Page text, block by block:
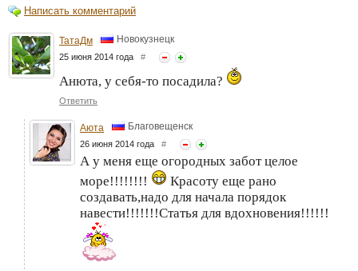
Написать комментарий
ТатаДм Новокузнецк
25 июня 2014 года #
Анюта, у себя-то посадила?
Ответить
Аюта Благовещенск
26 июня 2014 года #
А у меня еще огородных забот целое
море!!!!!!!!
Красоту еще рано
создавать,надо для начала порядок
навести!!!!!!!Статья для вдохновения!!!!!!